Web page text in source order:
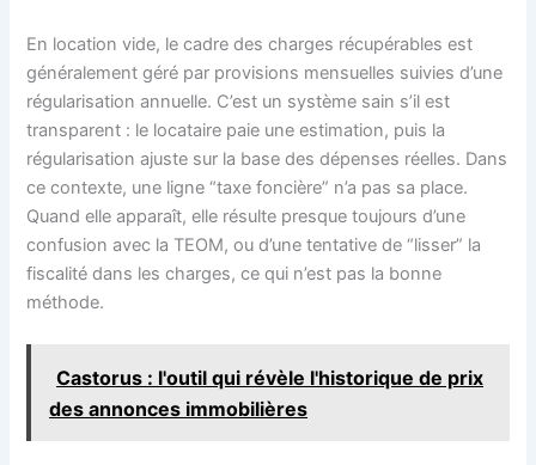
En location vide, le cadre des charges récupérables est
généralement géré par provisions mensuelles suivies d’une
régularisation annuelle. C’est un système sain s’il est
transparent : le locataire paie une estimation, puis la
régularisation ajuste sur la base des dépenses réelles. Dans
ce contexte, une ligne “taxe foncière” n’a pas sa place.
Quand elle apparaît, elle résulte presque toujours d’une
confusion avec la TEOM, ou d’une tentative de “lisser” la
fiscalité dans les charges, ce qui n’est pas la bonne
méthode.
Castorus : l'outil qui révèle l'historique de prix
des annonces immobilières